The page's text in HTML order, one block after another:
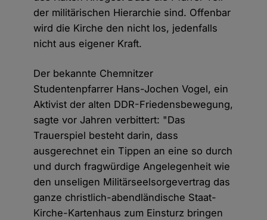
der militärischen Hierarchie sind. Offenbar
wird die Kirche den nicht los, jedenfalls
nicht aus eigener Kraft.
Der bekannte Chemnitzer
Studentenpfarrer Hans-Jochen Vogel, ein
Aktivist der alten DDR-Friedensbewegung,
sagte vor Jahren verbittert: "Das
Trauerspiel besteht darin, dass
ausgerechnet ein Tippen an eine so durch
und durch fragwürdige Angelegenheit wie
den unseligen Militärseelsorgevertrag das
ganze christlich-abendländische Staat-
Kirche-Kartenhaus zum Einsturz bringen